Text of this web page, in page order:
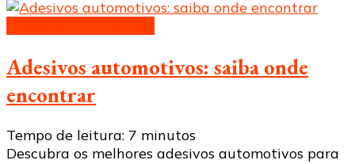
Adesivos automotivos: saiba onde
encontrar
Tempo de leitura: 7 minutos
Descubra os melhores adesivos automotivos para